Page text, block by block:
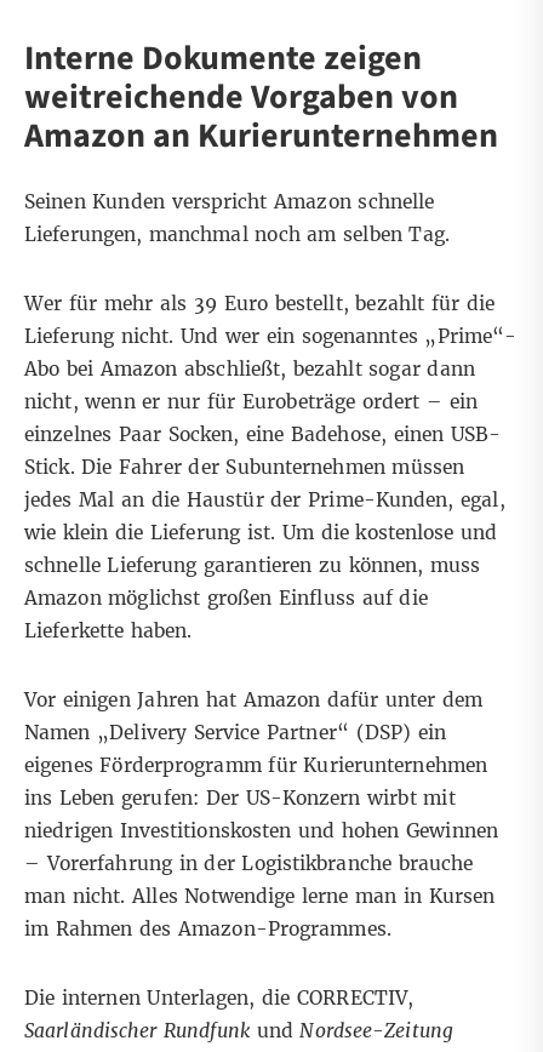
Interne Dokumente zeigen
weitreichende Vorgaben von
Amazon an Kurierunternehmen
Seinen Kunden verspricht Amazon schnelle
Lieferungen, manchmal noch am selben Tag.
Wer für mehr als 39 Euro bestellt, bezahlt für die
Lieferung nicht. Und wer ein sogenanntes „Prime“-
Abo bei Amazon abschließt, bezahlt sogar dann
nicht, wenn er nur für Eurobeträge ordert – ein
einzelnes Paar Socken, eine Badehose, einen USB-
Stick. Die Fahrer der Subunternehmen müssen
jedes Mal an die Haustür der Prime-Kunden, egal,
wie klein die Lieferung ist. Um die kostenlose und
schnelle Lieferung garantieren zu können, muss
Amazon möglichst großen Einfluss auf die
Lieferkette haben.
Vor einigen Jahren hat Amazon dafür unter dem
Namen „Delivery Service Partner“ (DSP) ein
eigenes Förderprogramm für Kurierunternehmen
ins Leben gerufen: Der US-Konzern wirbt mit
niedrigen Investitionskosten und hohen Gewinnen
– Vorerfahrung in der Logistikbranche brauche
man nicht. Alles Notwendige lerne man in Kursen
im Rahmen des Amazon-Programmes.
Die internen Unterlagen, die CORRECTIV,
Saarländischer RundfunkundNordsee-Zeitung